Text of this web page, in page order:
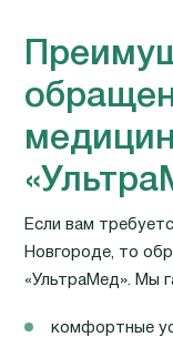
Если вам
Новгороде, то
«УльтраМед». Мы
комфортные